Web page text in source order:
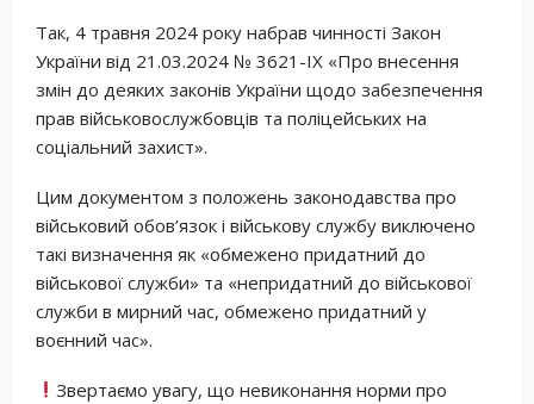
Так, 4 травня 2024 року набрав чинності Закон
України від 21.03.2024 № 3621-IX «Про внесення
змін до деяких законів України щодо забезпечення
прав військовослужбовців та поліцейських на
соціальний захист».
Цим документом з положень законодавства про
військовий обов’язок і військову службу виключено
такі визначення як «обмежено придатний до
військової служби» та «непридатний до військової
служби в мирний час, обмежено придатний у
воєнний час».
Звертаємо увагу, що невиконання норми про